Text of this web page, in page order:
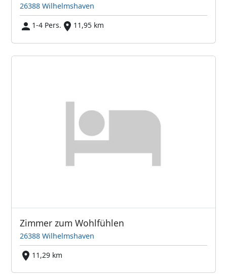
26388 Wilhelmshaven
1-4 Pers.
11,95 km
Zimmer zum Wohlfühlen
26388 Wilhelmshaven
11,29 km